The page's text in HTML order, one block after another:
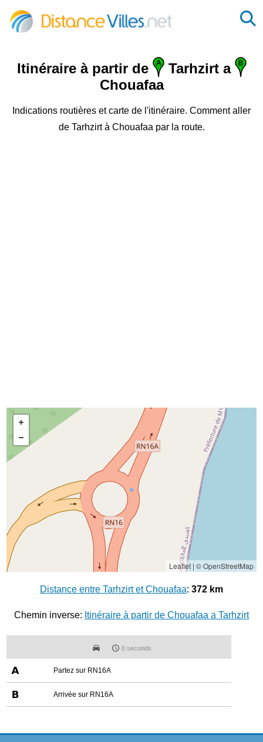
Itinéraire à partir de
Tarhzirt a
Chouafaa
Indications routières et carte de l'itinéraire. Comment aller
de Tarhzirt à Chouafaa par la route.
Leaflet| © OpenStreetMap
Distance entre Tarhzirt et Chouafaa: 372 km
Chemin inverse: Itinéraire à partir de Chouafaa a Tarhzirt
0 seconds
Partez sur RN16A
Arrivée sur RN16A